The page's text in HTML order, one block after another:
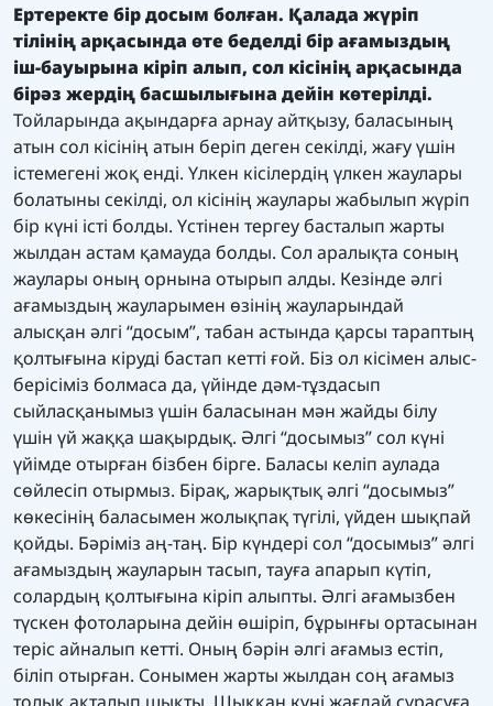
Ертеректе бір досым болған. Қалада жүріп
тілінің арқасында өте беделді бір ағамыздың
іш-бауырына кіріп алып, сол кісінің арқасында
бірәз жердің басшылығына дейін көтерілді.
Тойларында ақындарға арнау айтқызу, баласының
атын сол кісінің атын беріп деген секілді, жағу үшін
істемегені жоқ енді. Үлкен кісілердің үлкен жаулары
болатыны секілді, ол кісінің жаулары жабылып жүріп
бір күні істі болды. Үстінен тергеу басталып жарты
жылдан астам қамауда болды. Сол аралықта соның
жаулары оның орнына отырып алды. Кезінде әлгі
ағамыздың жауларымен өзінің жауларындай
алысқан әлгі “досым”, табан астында қарсы тараптың
қолтығына кіруді бастап кетті ғой. Біз ол кісімен алыс-
берісіміз болмаса да, үйінде дәм-тұздасып
сыйласқанымыз үшін баласынан мән жайды білу
үшін үй жаққа шақырдық. Әлгі “досымыз” сол күні
үйімде отырған бізбен бірге. Баласы келіп аулада
сөйлесіп отырмыз. Бірақ, жарықтық әлгі “досымыз”
көкесінің баласымен жолықпақ түгілі, үйден шықпай
қойды. Бәріміз аң-таң. Бір күндері сол “досымыз” әлгі
ағамыздың жауларын тасып, тауға апарып күтіп,
солардың қолтығына кіріп алыпты. Әлгі ағамызбен
түскен фотоларына дейін өшіріп, бұрынғы ортасынан
теріс айналып кетті. Оның бәрін әлгі ағамыз естіп,
біліп отырған. Сонымен жарты жылдан соң ағамыз